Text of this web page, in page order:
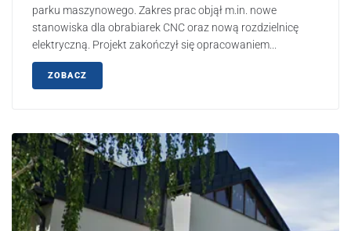
parku maszynowego. Zakres prac objął m.in. nowe
stanowiska dla obrabiarek CNC oraz nową rozdzielnicę
elektryczną. Projekt zakończył się opracowaniem...
ZOBACZ